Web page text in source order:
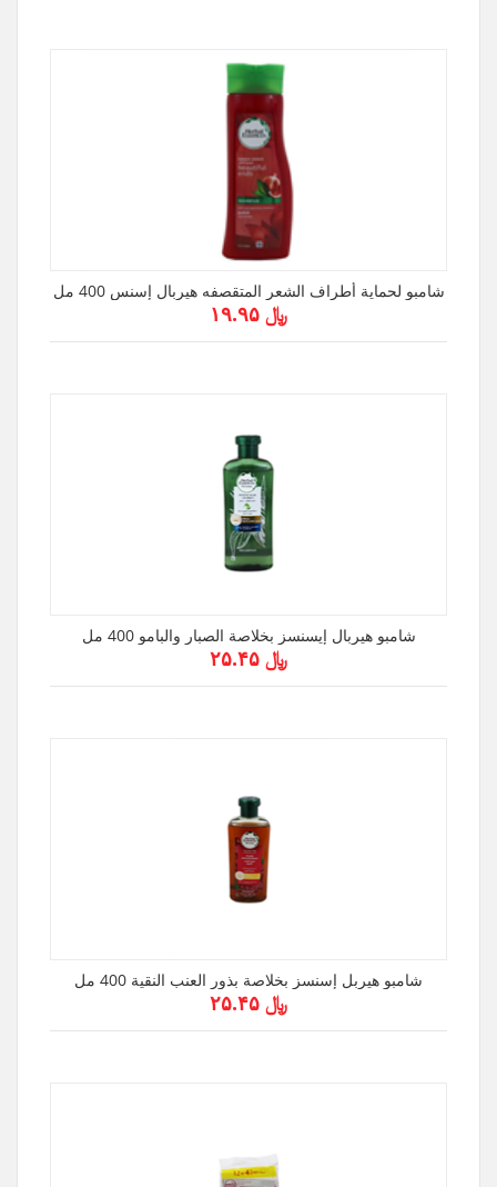
شامبو لحماية أطراف الشعر المتقصفه هيربال إسنس 400 مل
﷼ ۱۹.۹۵
شامبو هيربال إيسنسز بخلاصة الصبار والبامو 400 مل
﷼ ۲۵.۴۵
شامبو هيربل إسنسز بخلاصة بذور العنب النقية 400 مل
﷼ ۲۵.۴۵